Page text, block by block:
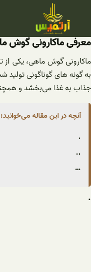
معرفی ماکارونی گوش
ماکارونی گوش ماهی، یکی از
به گونه های گوناگونی
جذاب به غذا می‌بخشد و
آنچه در این مقاله می‌خوانید:
.
..
…
.